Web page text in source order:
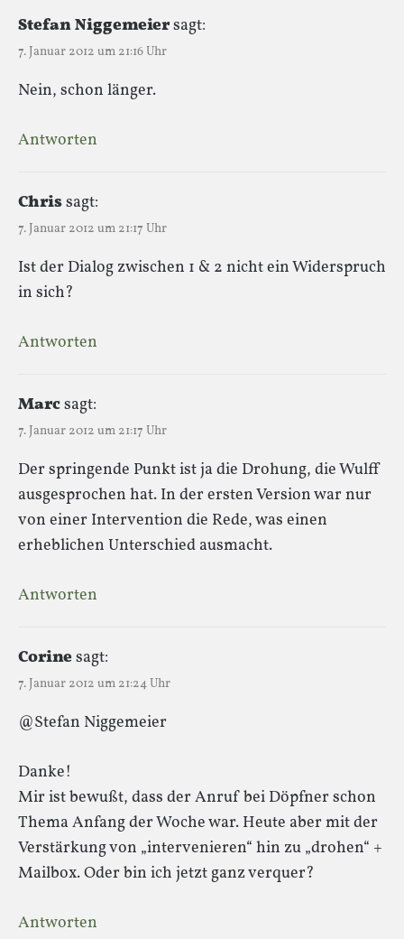
Stefan Niggemeiersagt:
7. Januar 2012 um 21:16 Uhr
Nein, schon länger.
Antworten
Chrissagt:
7. Januar 2012 um 21:17 Uhr
Ist der Dialog zwischen 1 & 2 nicht ein Widerspruch
in sich?
Antworten
Marcsagt:
7. Januar 2012 um 21:17 Uhr
Der springende Punkt ist ja die Drohung, die Wulff
ausgesprochen hat. In der ersten Version war nur
von einer Intervention die Rede, was einen
erheblichen Unterschied ausmacht.
Antworten
Corinesagt:
7. Januar 2012 um 21:24 Uhr
@Stefan Niggemeier
Danke!
Mir ist bewußt, dass der Anruf bei Döpfner schon
Thema Anfang der Woche war. Heute aber mit der
Verstärkung von „intervenieren“ hin zu „drohen“ +
Mailbox. Oder bin ich jetzt ganz verquer?
Antworten